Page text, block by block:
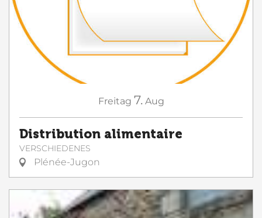
Freitag 7. Aug
Distribution alimentaire
VERSCHIEDENES
Plénée-Jugon